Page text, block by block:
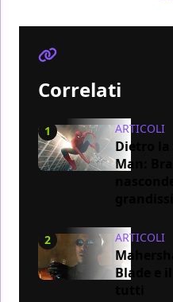
Correlati
1 ARTICOLI
Dietro la
Man:
2 ARTICOLI
Blade e